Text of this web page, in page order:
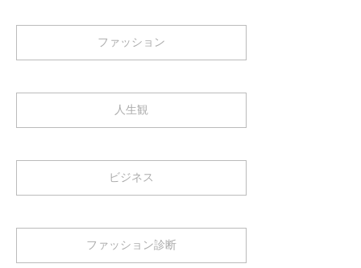
ファッション
人生観
ビジネス
ファッション診断